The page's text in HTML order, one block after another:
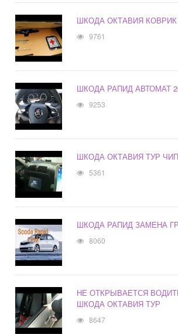
ШКОДА ОКТАВИЯ
9761
ШКОДА РАПИД АВТОМАТ
9253
ШКОДА ОКТАВИЯ ТУР
5361
ШКОДА РАПИД ЗАМЕНА
8060
НЕ ОТКРЫВАЕТСЯ
ШКОДА ОКТАВИЯ ТУР
8647